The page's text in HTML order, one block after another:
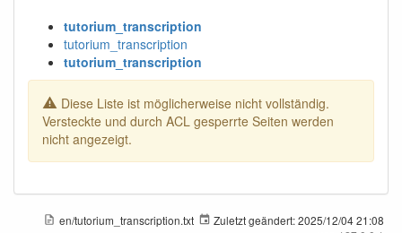
tutorium_transcription
tutorium_transcription
tutorium_transcription
Diese Liste ist möglicherweise nicht vollständig.
Versteckte und durch ACL gesperrte Seiten werden
nicht angezeigt.
en/tutorium_transcription.txt Zuletzt geändert:2025/12/04 21:08